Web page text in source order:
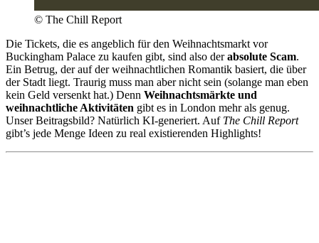
© The Chill Report
Die Tickets, die es angeblich für den Weihnachtsmarkt vor
Buckingham Palace zu kaufen gibt, sind also derabsolute Scam.
Ein Betrug, der auf der weihnachtlichen Romantik basiert, die über
der Stadt liegt. Traurig muss man aber nicht sein (solange man eben
kein Geld versenkt hat.) Denn Weihnachtsmärkte und
weihnachtliche Aktivitäten gibt es in London mehr als genug.
Unser Beitragsbild? Natürlich KI-generiert. Auf The Chill Report
gibt’s jede Menge Ideen zu real existierenden Highlights!